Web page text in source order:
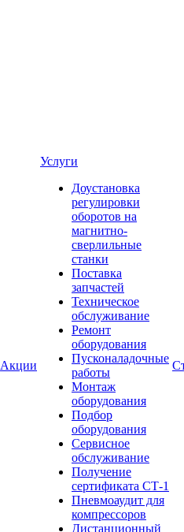
Акции
Услуги
Доустановка
регулировки
оборотов на
магнитно-
сверлильные
станки
Поставка
запчастей
Техническое
обслуживание
Ремонт
оборудования
Пусконаладочные
работы
Монтаж
оборудования
Подбор
оборудования
Сервисное
обслуживание
Получение
сертификата СТ-1
Пневмоаудит для
компрессоров
Дистанционный